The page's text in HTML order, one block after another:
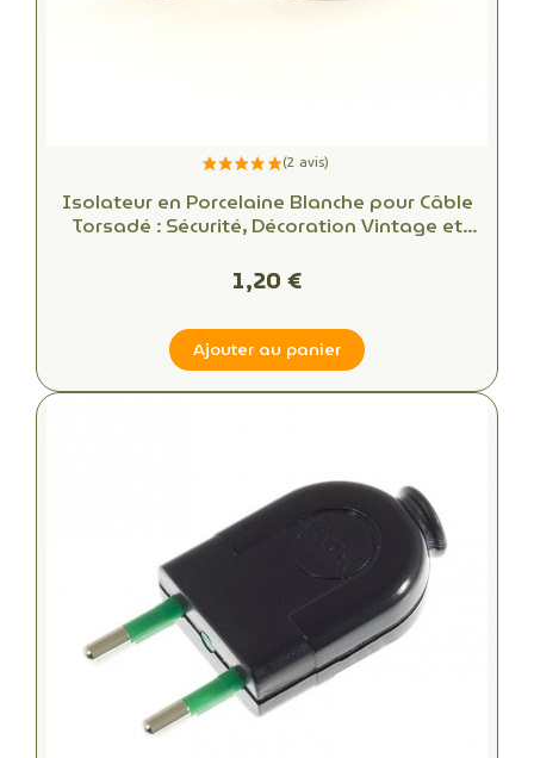
Isolateur en Porcelaine Blanche pour Câble
Torsadé : Sécurité, Décoration Vintage et
1,20 €
Ajouter au panier